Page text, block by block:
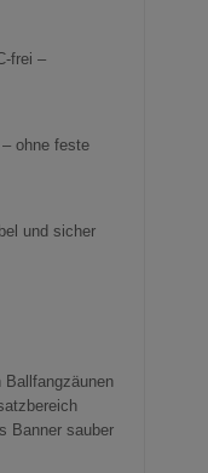
frei –
ohne feste
und sicher
Banner sauber